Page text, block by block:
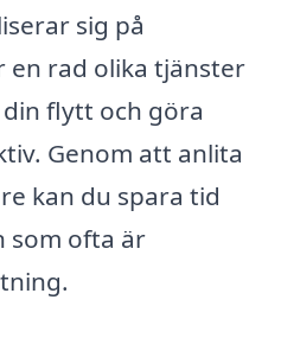
sig på
rad olika tjänster
flytt och göra
Genom att anlita
kan du spara tid
som ofta är